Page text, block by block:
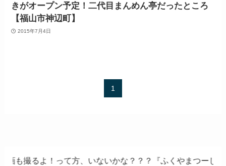
きがオープン予定！二代目まんめん亭だったところ
【福山市神辺町】
2015年7月4日
1
って方、いないかな？？？『ふくやまつーしん』でちょっ